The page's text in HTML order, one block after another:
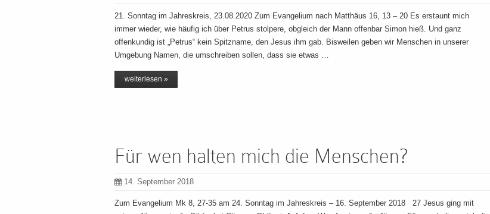
21. Sonntag im Jahreskreis, 23.08.2020 Zum Evangelium nach Matthäus 16, 13 – 20 Es erstaunt mich
immer wieder, wie häufig ich über Petrus stolpere, obgleich der Mann offenbar Simon hieß. Und ganz
offenkundig ist „Petrus“ kein Spitzname, den Jesus ihm gab. Bisweilen geben wir Menschen in unserer
Umgebung Namen, die umschreiben sollen, dass sie etwas …
weiterlesen »
Für wen halten mich die Menschen?
14. September 2018
Zum Evangelium Mk 8, 27-35 am 24. Sonntag im Jahreskreis – 16. September 2018 27 Jesus ging mit